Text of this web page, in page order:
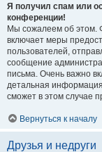
Я получил спам или
конференции!
Мы сожалеем об этом.
включает меры
пользователей,
сообщение
письма. Очень важно
детальная
сможет в этом случае
Вернуться к началу
Друзья и недруги